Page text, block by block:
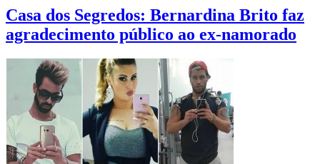
Casa dos Segredos: Bernardina Brito faz
agradecimento público ao ex-namorado